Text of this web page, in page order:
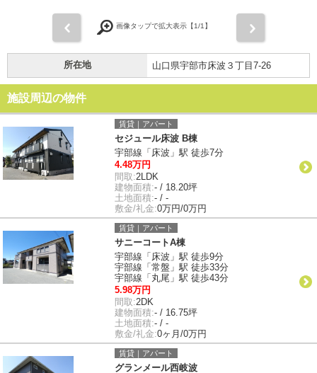
画像タップで拡大表示【1/1】
所在地 山口県宇部市床波３丁目7-26
施設周辺の物件
賃貸｜アパート
セジュール床波 B棟
宇部線「床波」駅 徒歩7分
4.48万円
間取:2LDK
建物面積:- / 18.20坪
土地面積:- / -
敷金/礼金:0万円/0万円
賃貸｜アパート
サニーコートA棟
宇部線「床波」駅 徒歩9分
宇部線「常盤」駅 徒歩33分
宇部線「丸尾」駅 徒歩43分
5.98万円
間取:2DK
建物面積:- / 16.75坪
土地面積:- / -
敷金/礼金:0ヶ月/0万円
賃貸｜アパート
グランメール西岐波